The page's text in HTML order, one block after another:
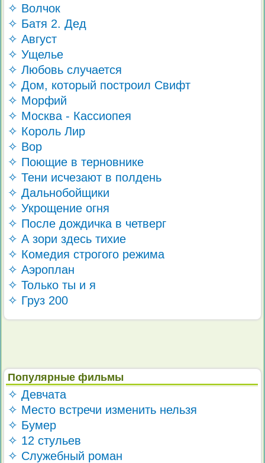
✧ Волчок
✧ Батя 2. Дед
✧ Август
✧ Ущелье
✧ Любовь случается
✧ Дом, который построил Свифт
✧ Морфий
✧ Москва - Кассиопея
✧ Король Лир
✧ Вор
✧ Поющие в терновнике
✧ Тени исчезают в полдень
✧ Дальнобойщики
✧ Укрощение огня
✧ После дождичка в четверг
✧ А зори здесь тихие
✧ Комедия строгого режима
✧ Аэроплан
✧ Только ты и я
✧ Груз 200
Популярные фильмы
✧ Девчата
✧ Место встречи изменить нельзя
✧ Бумер
✧ 12 стульев
✧ Служебный роман